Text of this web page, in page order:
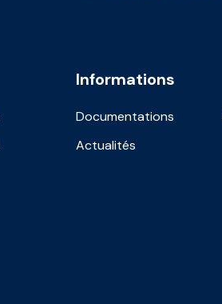
Informations
Documentations
Actualités